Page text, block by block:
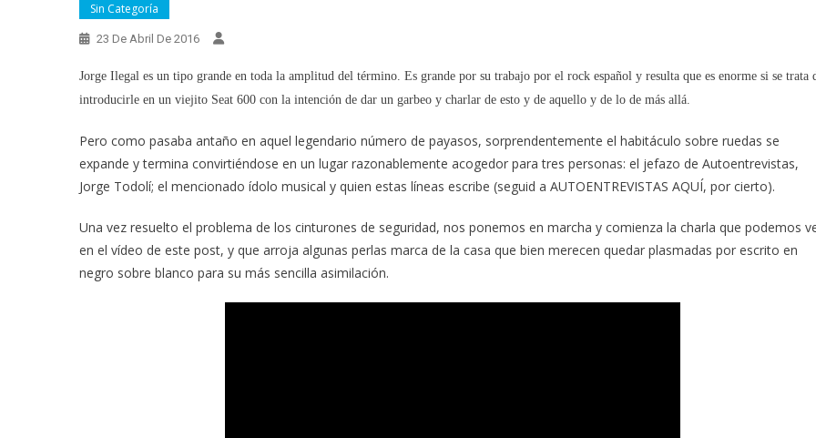
Sin Categoría
23 De Abril De 2016
Jorge Ilegal es un tipo grande en toda la amplitud del término. Es grande por su trabajo por el rock español y resulta que es enorme si se trata
introducirle en un viejito Seat 600 con la intención de dar un garbeo y charlar de esto y de aquello y de lo de más allá.
Pero como pasaba antaño en aquel legendario número de payasos, sorprendentemente el habitáculo sobre ruedas se
expande y termina convirtiéndose en un lugar razonablemente acogedor para tres personas: el jefazo de Autoentrevistas,
Jorge Todolí; el mencionado ídolo musical y quien estas líneas escribe (seguid a AUTOENTREVISTAS AQUÍ, por cierto).
Una vez resuelto el problema de los cinturones de seguridad, nos ponemos en marcha y comienza la charla que podemos
en el vídeo de este post, y que arroja algunas perlas marca de la casa que bien merecen quedar plasmadas por escrito en
negro sobre blanco para su más sencilla asimilación.